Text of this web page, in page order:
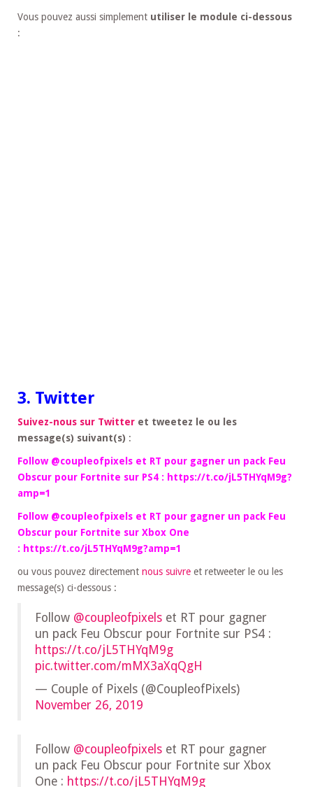
Vous pouvez aussi simplement utiliser le module ci-dessous
:
3. Twitter
Suivez-nous sur Twitter et tweetez le ou les
message(s) suivant(s) :
Follow @coupleofpixels et RT pour gagner un pack Feu
Obscur pour Fortnite sur PS4 : https://t.co/jL5THYqM9g?
amp=1
Follow @coupleofpixels et RT pour gagner un pack Feu
Obscur pour Fortnite sur Xbox One
: https://t.co/jL5THYqM9g?amp=1
ou vous pouvez directement nous suivre et retweeter le ou les
message(s) ci-dessous :
Follow @coupleofpixels et RT pour gagner
un pack Feu Obscur pour Fortnite sur PS4 :
https://t.co/jL5THYqM9g
pic.twitter.com/mMX3aXqQgH
— Couple of Pixels (@CoupleofPixels)
November 26, 2019
Follow @coupleofpixels et RT pour gagner
un pack Feu Obscur pour Fortnite sur Xbox
One : https://t.co/jL5THYqM9g